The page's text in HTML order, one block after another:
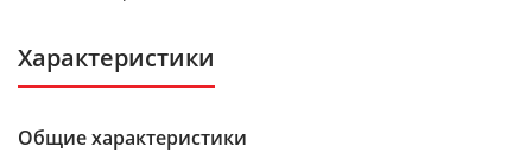
Характеристики
Общие характеристики